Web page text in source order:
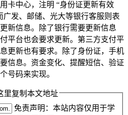
卡中心，注明 “身份证更新有效
广发、邮储、光大等银行客服则表
新信息。除了银行需要更新信息
平台也会要求更新。第三方支付平
更新也有要求。除了身份证，手机
信息。资金变化、提醒短信、验证
号码来实现。
里复制本文地址
免责声明：本站内容仅用于学